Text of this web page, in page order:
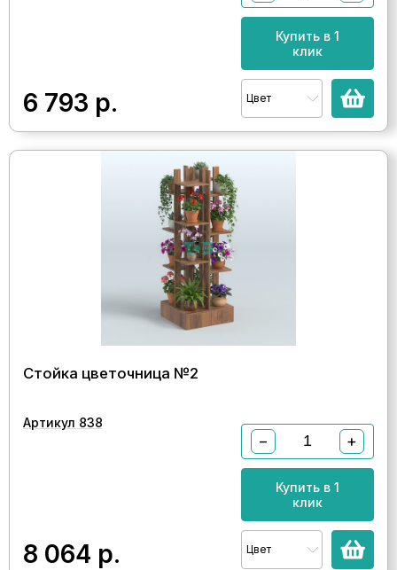
6 793 р.
Купить в 1
клик
Цвет
Стойка цветочница №2
Артикул 838
8 064 р.
− +
Купить в 1
клик
Цвет